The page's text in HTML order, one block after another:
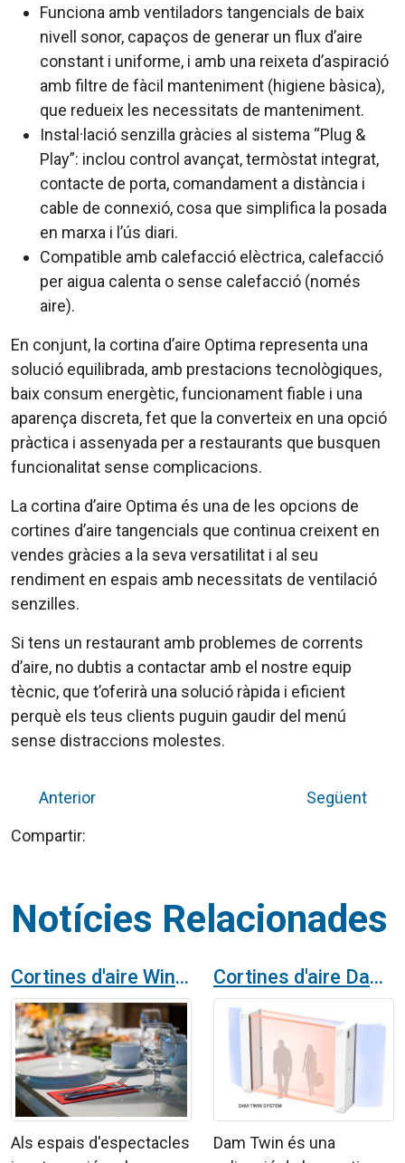
Funciona amb ventiladors tangencials de baix
nivell sonor, capaços de generar un flux d’aire
constant i uniforme, i amb una reixeta d’aspiració
amb filtre de fàcil manteniment (higiene bàsica),
que redueix les necessitats de manteniment.
Instal·lació senzilla gràcies al sistema “Plug &
Play”: inclou control avançat, termòstat integrat,
contacte de porta, comandament a distància i
cable de connexió, cosa que simplifica la posada
en marxa i l’ús diari.
Compatible amb calefacció elèctrica, calefacció
per aigua calenta o sense calefacció (només
aire).
En conjunt, la cortina d’aire Optima representa una
solució equilibrada, amb prestacions tecnològiques,
baix consum energètic, funcionament fiable i una
aparença discreta, fet que la converteix en una opció
pràctica i assenyada per a restaurants que busquen
funcionalitat sense complicacions.
La cortina d’aire Optima és una de les opcions de
cortines d’aire tangencials que continua creixent en
vendes gràcies a la seva versatilitat i al seu
rendiment en espais amb necessitats de ventilació
senzilles.
Si tens un restaurant amb problemes de corrents
d’aire, no dubtis a contactar amb el nostre equip
tècnic, que t’oferirà una solució ràpida i eficient
perquè els teus clients puguin gaudir del menú
sense distraccions molestes.
Anterior
Següent
Compartir:
Notícies Relacionades
Cortines d'aire Windbox a un restaurant amb espectacles a Madrid
Als espais d'espectacles
Cortines d'aire Dam Twin a la Clínica Universitaria de Navarra
Dam Twin és una